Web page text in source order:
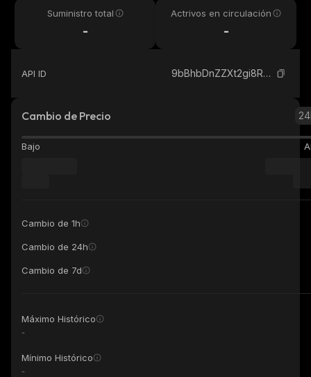
Suministro total
-
Actrivos en circulación
-
API ID 9bBhbDnZZXt2gi8RvcD8Egybx1dP9NrCB6NFcSRThgTs_solana
Cambio de Precio
Bajo
Cambio de 1h
Cambio de 24h
Cambio de 7d
Máximo Histórico
-
Mínimo Histórico
-